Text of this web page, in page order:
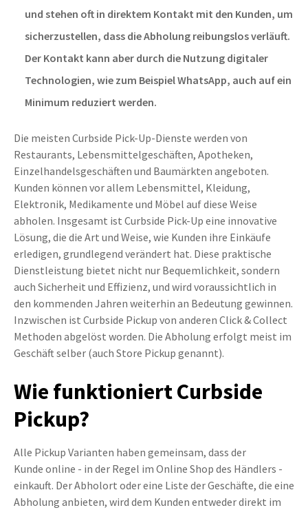
und stehen oft in direktem Kontakt mit den Kunden, um
sicherzustellen, dass die Abholung reibungslos verläuft.
Der Kontakt kann aber durch die Nutzung digitaler
Technologien, wie zum BeispielWhatsApp, auch auf ein
Minimum reduziert werden.
Die meisten Curbside Pick-Up-Dienste werden von
Restaurants, Lebensmittelgeschäften, Apotheken,
Einzelhandelsgeschäften und Baumärkten angeboten.
Kunden können vor allem Lebensmittel, Kleidung,
Elektronik, Medikamente und Möbel auf diese Weise
abholen. Insgesamt ist Curbside Pick-Up eine innovative
Lösung, die die Art und Weise, wie Kunden ihre Einkäufe
erledigen, grundlegend verändert hat. Diese praktische
Dienstleistung bietet nicht nur Bequemlichkeit, sondern
auch Sicherheit und Effizienz, und wird voraussichtlich in
den kommenden Jahren weiterhin an Bedeutung gewinnen.
Inzwischen ist Curbside Pickup von anderen Click & Collect
Methoden abgelöst worden. Die Abholung erfolgt meist im
Geschäft selber (auch Store Pickup genannt).
Wie funktioniert Curbside
Pickup?
Alle Pickup Varianten haben gemeinsam, dass der
Kunde online - in der Regel im Online Shop des Händlers -
einkauft. Der Abholort oder eine Liste der Geschäfte, die eine
Abholung anbieten, wird dem Kunden entweder direkt im